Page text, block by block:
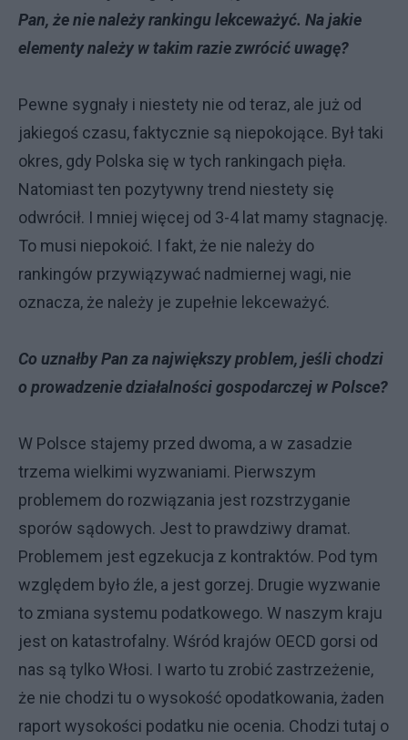
Pan, że nie należy rankingu lekceważyć. Na jakie
elementy należy w takim razie zwrócić uwagę?
Pewne sygnały i niestety nie od teraz, ale już od
jakiegoś czasu, faktycznie są niepokojące. Był taki
okres, gdy Polska się w tych rankingach pięła.
Natomiast ten pozytywny trend niestety się
odwrócił. I mniej więcej od 3-4 lat mamy stagnację.
To musi niepokoić. I fakt, że nie należy do
rankingów przywiązywać nadmiernej wagi, nie
oznacza, że należy je zupełnie lekceważyć.
Co uznałby Pan za największy problem, jeśli chodzi
o prowadzenie działalności gospodarczej w Polsce?
W Polsce stajemy przed dwoma, a w zasadzie
trzema wielkimi wyzwaniami. Pierwszym
problemem do rozwiązania jest rozstrzyganie
sporów sądowych. Jest to prawdziwy dramat.
Problemem jest egzekucja z kontraktów. Pod tym
względem było źle, a jest gorzej. Drugie wyzwanie
to zmiana systemu podatkowego. W naszym kraju
jest on katastrofalny. Wśród krajów OECD gorsi od
nas są tylko Włosi. I warto tu zrobić zastrzeżenie,
że nie chodzi tu o wysokość opodatkowania, żaden
raport wysokości podatku nie ocenia. Chodzi tutaj o